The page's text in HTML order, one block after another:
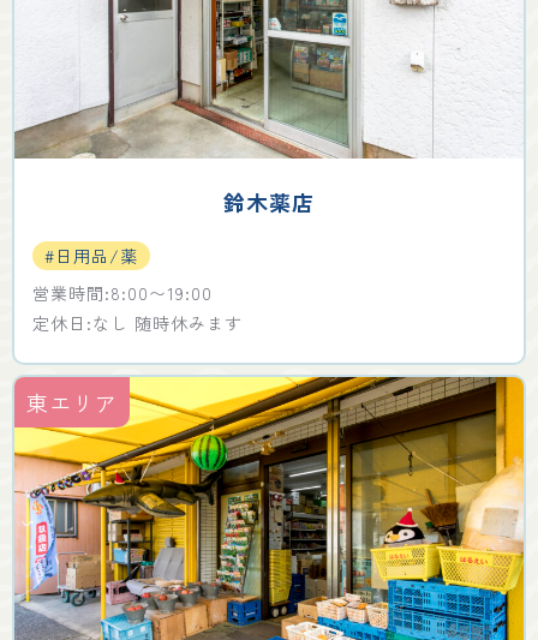
鈴木薬店
#日用品/薬
営業時間:8:00〜19:00
定休日:なし 随時休みます
東エリア